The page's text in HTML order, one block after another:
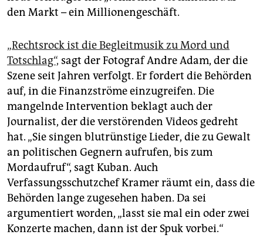
den Markt – ein Millionengeschäft.
„Rechtsrock ist die Begleitmusik zu Mord und
Totschlag“, sagt der Fotograf Andre Adam, der die
Szene seit Jahren verfolgt. Er fordert die Behörden
auf, in die Finanzströme einzugreifen. Die
mangelnde Intervention beklagt auch der
Journalist, der die verstörenden Videos gedreht
hat. „Sie singen blutrünstige Lieder, die zu Gewalt
an politischen Gegnern aufrufen, bis zum
Mordaufruf“, sagt Kuban. Auch
Verfassungsschutzchef Kramer räumt ein, dass die
Behörden lange zugesehen haben. Da sei
argumentiert worden, „lasst sie mal ein oder zwei
Konzerte machen, dann ist der Spuk vorbei.“